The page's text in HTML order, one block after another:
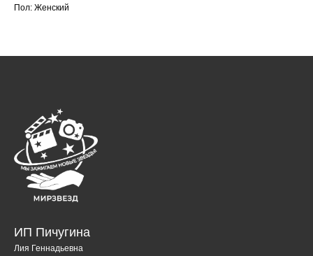
Пол: Женский
ИП Пичугина
Лия Геннадьевна